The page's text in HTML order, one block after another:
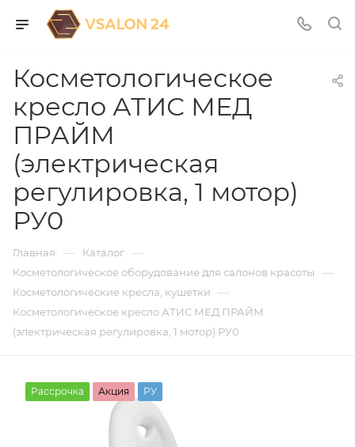
Косметологическое
кресло АТИС МЕД
ПРАЙМ
(электрическая
регулировка, 1 мотор)
РУ0
Главная — Каталог —
Косметологическое оборудование для салонов красоты —
Косметологические кресла, кушетки —
Косметологическое кресло АТИС МЕД ПРАЙМ
(электрическая регулировка, 1 мотор) РУ0
Рассрочка Акция РУ